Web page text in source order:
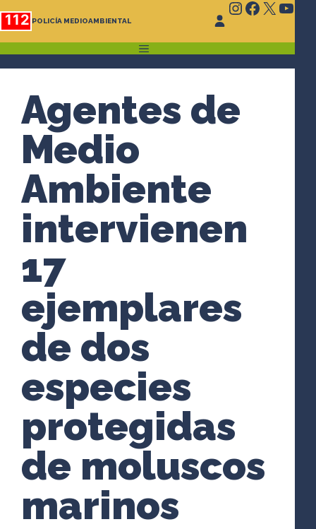
Saltar
al
contenido
112 POLICÍA MEDIOAMBIENTAL
Instagram
X
MENÚ
Agentes de
Medio
Ambiente
intervienen
17
ejemplares
de dos
especies
protegidas
de moluscos
marinos